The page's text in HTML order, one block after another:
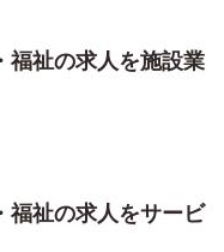
福祉の求人を施設業
福祉の求人をサービ